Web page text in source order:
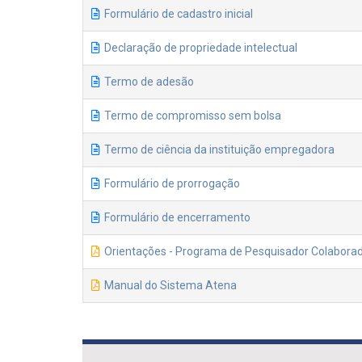
Formulário de cadastro inicial
Declaração de propriedade intelectual
Termo de adesão
Termo de compromisso sem bolsa
Termo de ciência da instituição empregadora
Formulário de prorrogação
Formulário de encerramento
Orientações - Programa de Pesquisador
Manual do Sistema Atena